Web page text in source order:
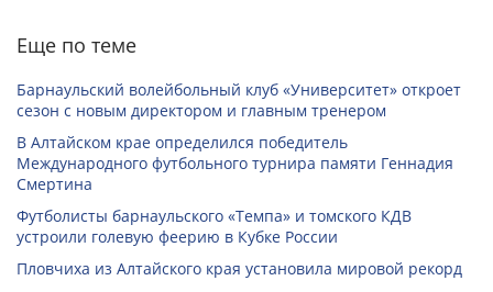
Еще по теме
Барнаульский волейбольный клуб «Университет» откроет
сезон с новым директором и главным тренером
В Алтайском крае определился победитель
Международного футбольного турнира памяти Геннадия
Смертина
Футболисты барнаульского «Темпа» и томского КДВ
устроили голевую феерию в Кубке России
Пловчиха из Алтайского края установила мировой рекорд